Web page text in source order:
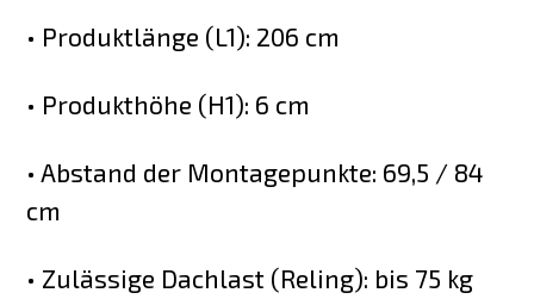
• Produktlänge (L1): 206 cm
• Produkthöhe (H1): 6 cm
• Abstand der Montagepunkte: 69,5 / 84
cm
• Zulässige Dachlast (Reling): bis 75 kg